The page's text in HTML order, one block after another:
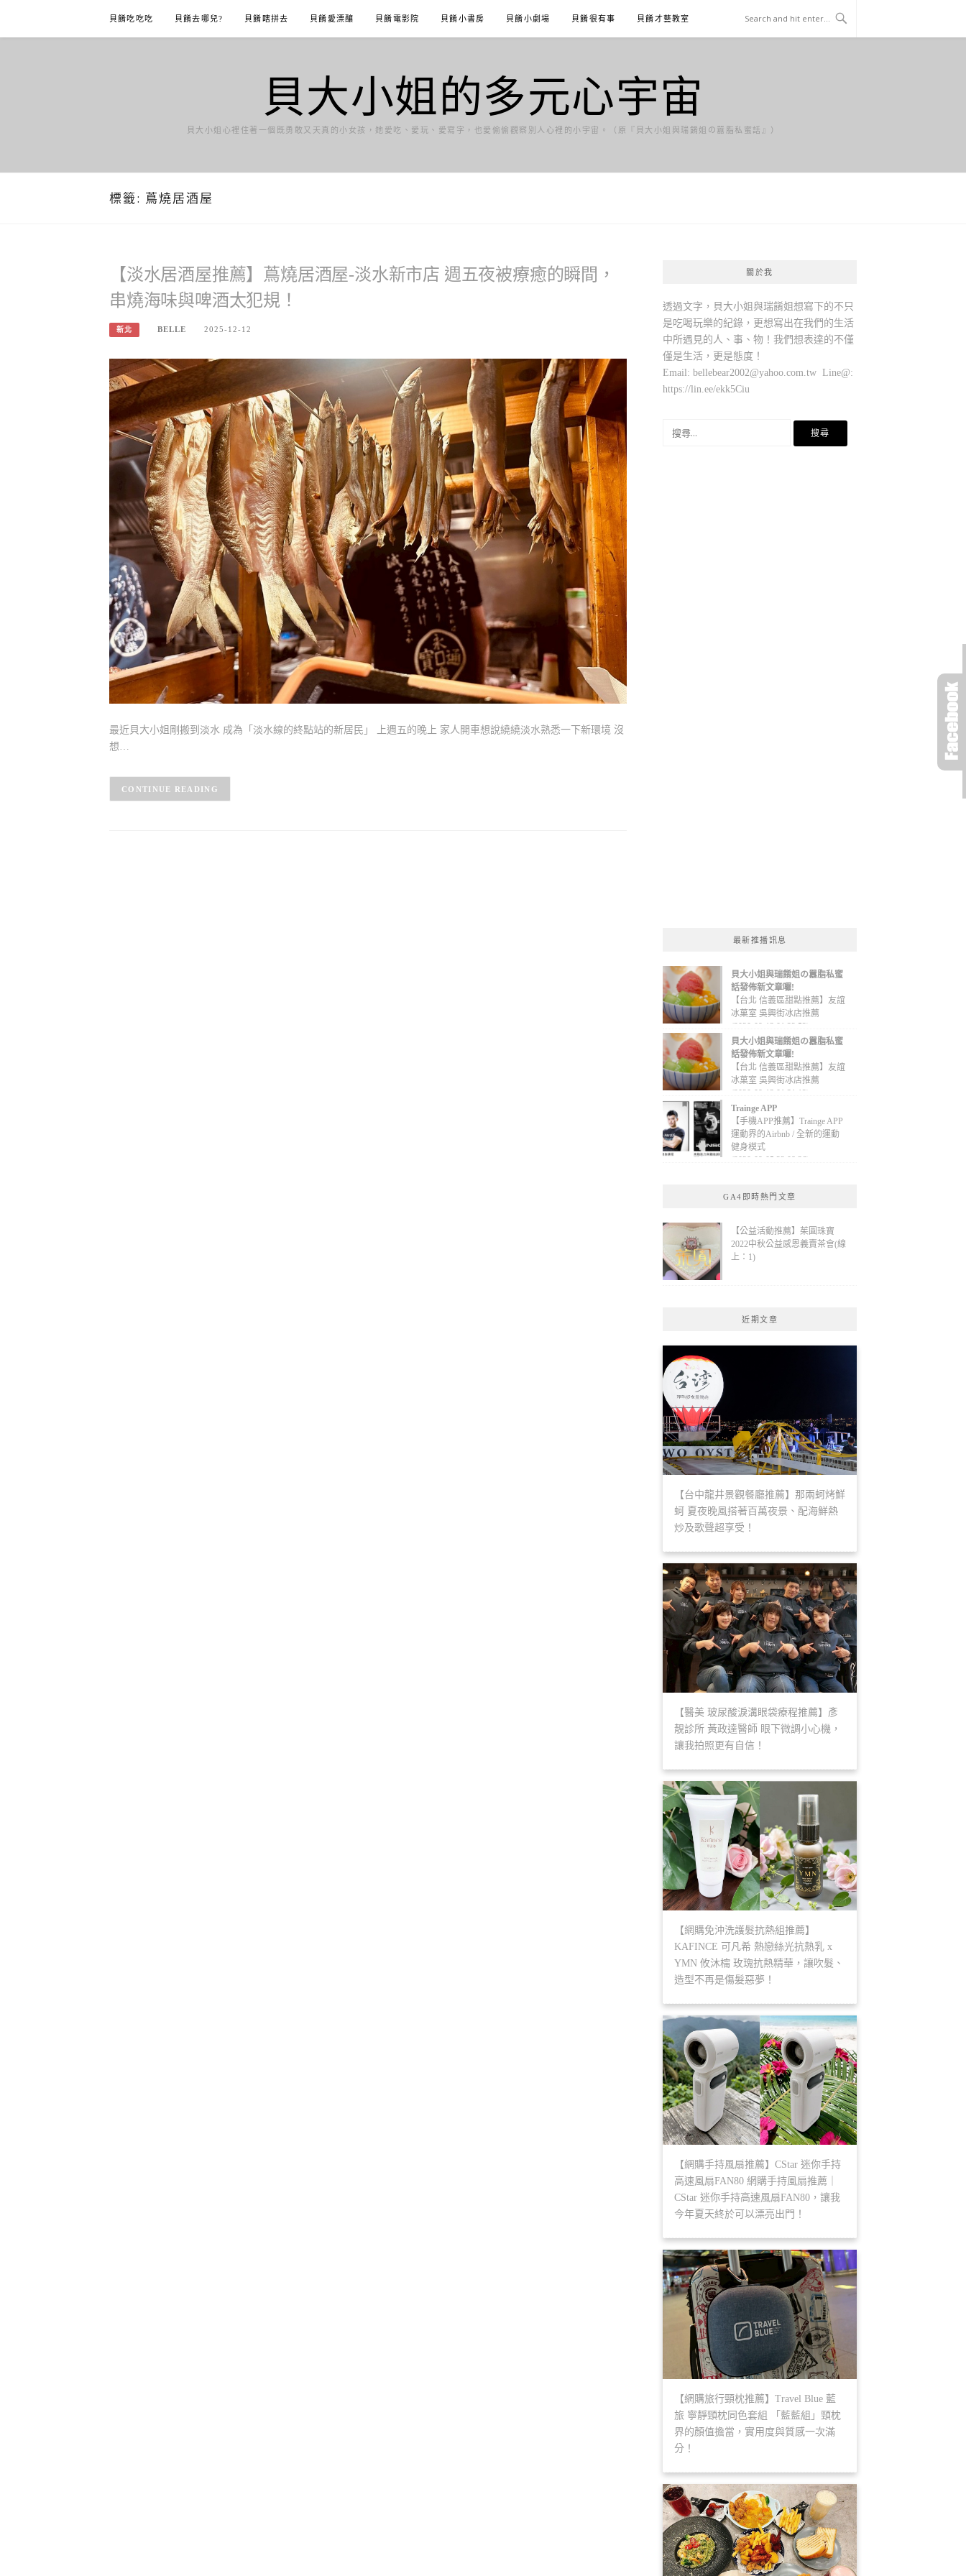
content
貝餚吃吃吃 貝餚去哪兒? 貝餚瞎拼去 貝餚愛漂釀 貝餚電影院 貝餚小書房 貝餚小劇場 貝餚很有事 貝餚才藝教室
貝大小姐的多元心宇宙
貝大小姐心裡住著一個既勇敢又天真的小女孩，她愛吃、愛玩、愛寫字，也愛偷偷觀察別人心裡的小宇宙。（原『貝大小姐與瑞餚姐の囂脂私蜜話』）
標籤: 蔦燒居酒屋
【淡水居酒屋推薦】蔦燒居酒屋-淡水新市店 週五夜被療癒的瞬間，
串燒海味與啤酒太犯規！
新北 BELLE 2025-12-12
最近貝大小姐剛搬到淡水 成為「淡水線的終點站的新居民」 上週五的晚上 家人開車想說繞繞淡水熟悉一下新環境 沒
想…
CONTINUE READING
關於我
透過文字，貝大小姐與瑞餚姐想寫下的不只
是吃喝玩樂的紀錄，更想寫出在我們的生活
中所遇見的人、事、物！我們想表達的不僅
僅是生活，更是態度！
Email: bellebear2002@yahoo.com.tw Line@:
https://lin.ee/ekk5Ciu
最新推播訊息
貝大小姐與瑞餚姐の囂脂私蜜
話發佈新文章囉!
【台北 信義區甜點推薦】友誼
冰菓室 吳興街冰店推薦
(2020-09-13 01:32:52)
貝大小姐與瑞餚姐の囂脂私蜜
話發佈新文章囉!
【台北 信義區甜點推薦】友誼
冰菓室 吳興街冰店推薦
(2020-09-13 01:31:12)
Trainge APP
【手機APP推薦】Trainge APP
運動界的Airbnb / 全新的運動
健身模式
(2020-09-05 22:08:36)
GA4即時熱門文章
【公益活動推薦】茱圓珠寶
2022中秋公益感恩義賣茶會(線
上：1)
近期文章
【台中龍井景觀餐廳推薦】那兩蚵烤鮮
蚵 夏夜晚風搭著百萬夜景、配海鮮熱
炒及歌聲超享受！
【醫美 玻尿酸淚溝眼袋療程推薦】彥
靚診所 黃政達醫師 眼下微調小心機，
讓我拍照更有自信！
【網購免沖洗護髮抗熱組推薦】
KAFINCE 可凡希 熱戀絲光抗熱乳 x
YMN 攸沐橣 玫瑰抗熱精華，讓吹髮、
造型不再是傷髮惡夢！
【網購手持風扇推薦】CStar 迷你手持
高速風扇FAN80 網購手持風扇推薦｜
CStar 迷你手持高速風扇FAN80，讓我
今年夏天終於可以漂亮出門！
【網購旅行頸枕推薦】Travel Blue 藍
旅 寧靜頸枕同色套組 「藍藍組」頸枕
界的顏值擔當，實用度與質感一次滿
分！